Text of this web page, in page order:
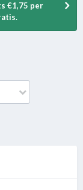
€1,75 per